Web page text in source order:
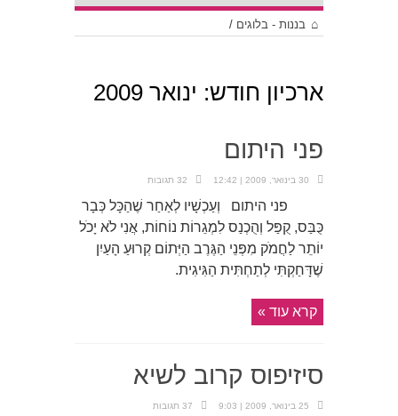
בננות - בלוגים /
ארכיון חודש: ינואר 2009
פני היתום
30 בינואר, 2009 | 12:42 32 תגובות
פני היתום וְעַכְשָׁיו לְאַחַר שֶׁהַכָּל כְּבָר
כֻּבַּס, קֻפַּל וְהֻכְנַס לִמְגֵרוֹת נוֹחוֹת, אֲנִי לֹא יָכֹל
יוֹתֵר לַחֲמֹק מִפְּנֵי הַגֶּרֶב הַיְּתוֹם קְרוּעַ הָעַיִן
שֶׁדָּחַקְתִּי לְתַחְתִּית הַגִּיגִית.
קרא עוד »
סיזיפוס קרוב לשיא
25 בינואר, 2009 | 9:03 37 תגובות